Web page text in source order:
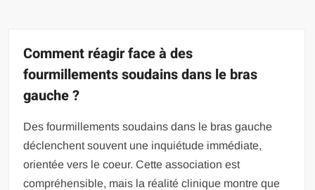
Comment réagir face à des
fourmillements soudains dans le bras
gauche ?
Des fourmillements soudains dans le bras gauche
déclenchent souvent une inquiétude immédiate,
orientée vers le coeur. Cette association est
compréhensible, mais la réalité clinique montre que